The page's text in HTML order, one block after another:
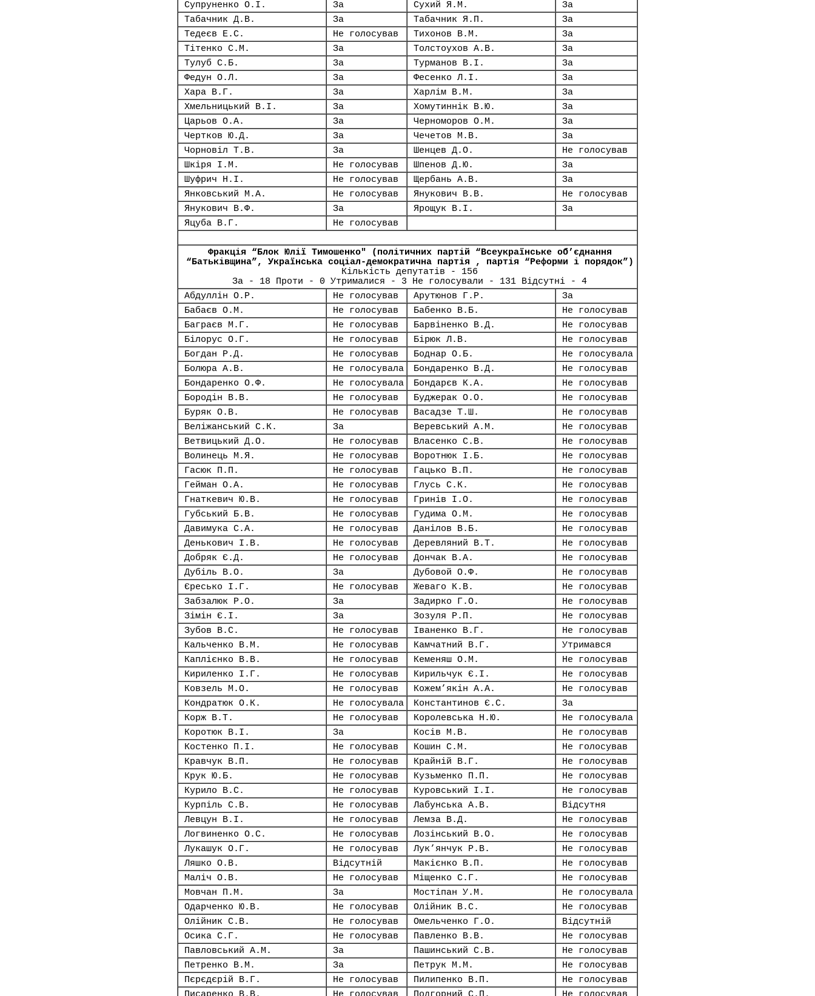
Супруненко О.І.
За Сухий Я.М.
За
Табачник Д.В.
За Табачник Я.П.
За
Тедеєв Е.С.
Не голосував Тихонов В.М.
За
Тітенко С.М.
За Толстоухов А.В.
За
Тулуб С.Б.
За Турманов В.І.
За
Федун О.Л.
За Фесенко Л.І.
За
Хара В.Г.
За Харлім В.М.
За
Хмельницький В.І.
За Хомутиннік В.Ю.
За
Царьов О.А.
За Черноморов О.М.
За
Чертков Ю.Д.
За Чечетов М.В.
За
Чорновіл Т.В.
За Шенцев Д.О.
Не голосував
Шкіря І.М.
Не голосував Шпенов Д.Ю.
За
Шуфрич Н.І.
Не голосував Щербань А.В.
За
Янковський М.А.
Не голосував Янукович В.В.
Не голосував
Янукович В.Ф.
За Ярощук В.І.
За
Яцуба В.Г.
Не голосував
Фракція “Блок Юлії Тимошенко" (політичних партій “Всеукраїнське об’єднання
“Батьківщина”, Українська соціал-демократична партія , партія “Реформи і порядок”)
Кількість депутатів - 156
За - 18 Проти - 0 Утрималися - 3 Не голосували - 131 Відсутні - 4
Абдуллін О.Р.
Не голосував Арутюнов Г.Р.
За
Бабаєв О.М.
Не голосував Бабенко В.Б.
Не голосував
Баграєв М.Г.
Не голосував Барвіненко В.Д.
Не голосував
Білорус О.Г.
Не голосував Бірюк Л.В.
Не голосував
Богдан Р.Д.
Не голосував Боднар О.Б.
Не голосувала
Болюра А.В.
Не голосувала Бондаренко В.Д.
Не голосував
Бондаренко О.Ф.
Не голосувала Бондарєв К.А.
Не голосував
Бородін В.В.
Не голосував Буджерак О.О.
Не голосував
Буряк О.В.
Не голосував Васадзе Т.Ш.
Не голосував
Веліжанський С.К.
За Веревський А.М.
Не голосував
Ветвицький Д.О.
Не голосував Власенко С.В.
Не голосував
Волинець М.Я.
Не голосував Воротнюк І.Б.
Не голосував
Гасюк П.П.
Не голосував Гацько В.П.
Не голосував
Гейман О.А.
Не голосував Глусь С.К.
Не голосував
Гнаткевич Ю.В.
Не голосував Гринів І.О.
Не голосував
Губський Б.В.
Не голосував Гудима О.М.
Не голосував
Давимука С.А.
Не голосував Данілов В.Б.
Не голосував
Денькович І.В.
Не голосував Деревляний В.Т.
Не голосував
Добряк Є.Д.
Не голосував Дончак В.А.
Не голосував
Дубіль В.О.
За Дубовой О.Ф.
Не голосував
Єресько І.Г.
Не голосував Жеваго К.В.
Не голосував
Забзалюк Р.О.
За Задирко Г.О.
Не голосував
Зімін Є.І.
За Зозуля Р.П.
Не голосував
Зубов В.С.
Не голосував Іваненко В.Г.
Не голосував
Кальченко В.М.
Не голосував Камчатний В.Г.
Утримався
Каплієнко В.В.
Не голосував Кеменяш О.М.
Не голосував
Кириленко І.Г.
Не голосував Кирильчук Є.І.
Не голосував
Ковзель М.О.
Не голосував Кожем’якін А.А.
Не голосував
Кондратюк О.К.
Не голосувала Константинов Є.С.
За
Корж В.Т.
Не голосував Королевська Н.Ю.
Не голосувала
Коротюк В.І.
За Косів М.В.
Не голосував
Костенко П.І.
Не голосував Кошин С.М.
Не голосував
Кравчук В.П.
Не голосував Крайній В.Г.
Не голосував
Крук Ю.Б.
Не голосував Кузьменко П.П.
Не голосував
Курило В.С.
Не голосував Куровський І.І.
Не голосував
Курпіль С.В.
Не голосував Лабунська А.В.
Відсутня
Левцун В.І.
Не голосував Лемза В.Д.
Не голосував
Логвиненко О.С.
Не голосував Лозінський В.О.
Не голосував
Лукашук О.Г.
Не голосував Лук’янчук Р.В.
Не голосував
Ляшко О.В.
Відсутній Макієнко В.П.
Не голосував
Маліч О.В.
Не голосував Міщенко С.Г.
Не голосував
Мовчан П.М.
За Мостіпан У.М.
Не голосувала
Одарченко Ю.В.
Не голосував Олійник В.С.
Не голосував
Олійник С.В.
Не голосував Омельченко Г.О.
Відсутній
Осика С.Г.
Не голосував Павленко В.В.
Не голосував
Павловський А.М.
За Пашинський С.В.
Не голосував
Петренко В.М.
За Петрук М.М.
Не голосував
Пєрєдєрій В.Г.
Не голосував Пилипенко В.П.
Не голосував